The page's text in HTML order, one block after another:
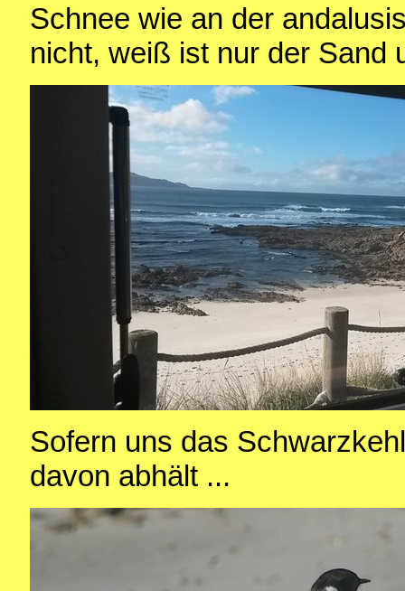
Schnee wie an der
nicht, weiß ist nur der Sand
Sofern uns das
davon abhält ...